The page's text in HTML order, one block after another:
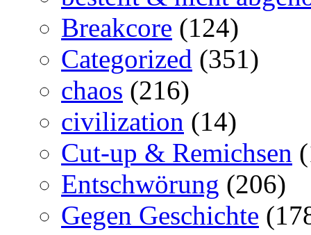
Breakcore (124)
Categorized (351)
chaos (216)
civilization (14)
Cut-up & Remichsen
Entschwörung (206)
Gegen Geschichte